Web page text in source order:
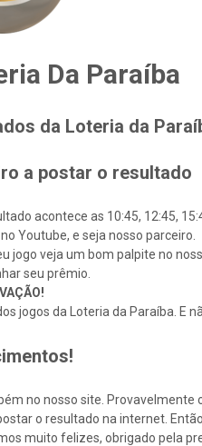
Da Paraíba
da Loteria da
a postar o resultado
acontece as 10:45, 12:45,
Youtube, e seja nosso parceiro.
veja um bom palpite no
seu prêmio.
jogos da Loteria da Paraíba.
no nosso site.
o resultado na internet.
muito felizes, obrigado pela